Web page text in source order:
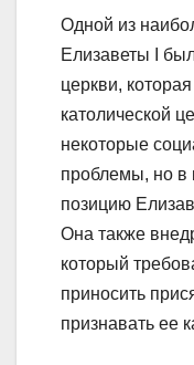
Одной из
Елизаветы I
церкви,
католической
некоторые
проблемы, но в
позицию
Она также
который
приносить
признавать ее